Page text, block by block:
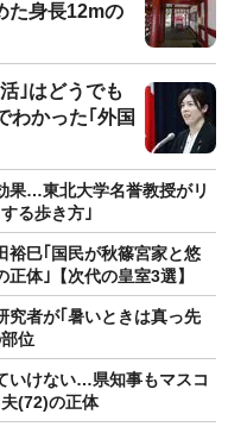
た身長12mの
｣はどうでも
わかった｢外国
果…東北大学名誉教授がリ
る歩き方｣
巳｢国民が秋篠宮家と悠
体｣【次代の皇室3選】
者が｢暑いときは真っ先
位
いけない…県知事もマスコ
(72)の正体